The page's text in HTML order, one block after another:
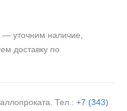
уточним наличие,
доставку по
Тел.: +7 (343)